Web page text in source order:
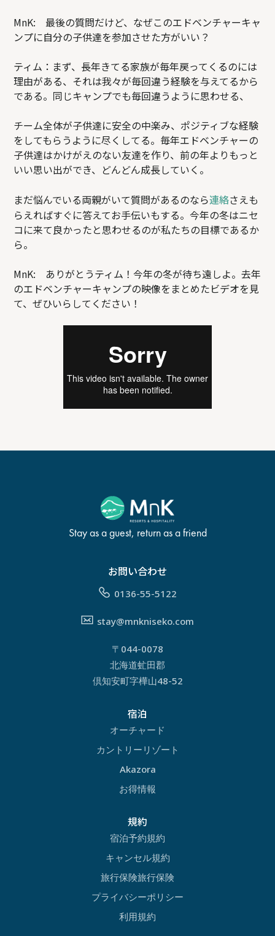
MnK: 最後の質問だけど、なぜこのエドベンチャーキャ
ンプに自分の子供達を参加させた方がいい？
ティム：まず、長年きてる家族が毎年戻ってくるのには
理由がある、それは我々が毎回違う経験を与えてるから
である。同じキャンプでも毎回違うように思わせる、
チーム全体が子供達に安全の中楽み、ポジティブな経験
をしてもらうように尽くしてる。毎年エドベンチャーの
子供達はかけがえのない友達を作り、前の年よりもっと
いい思い出ができ、どんどん成長していく。
まだ悩んでいる両親がいて質問があるのなら連絡さえも
らえればすぐに答えてお手伝いもする。今年の冬はニセ
コに来て良かったと思わせるのが私たちの目標であるか
ら。
MnK: ありがとうティム！今年の冬が待ち遠しよ。去年
のエドベンチャーキャンプの映像をまとめたビデオを見
て、ぜひいらしてください！
Stay as a guest, return as a friend
お問い合わせ
0136-55-5122
stay@mnkniseko.com
〒044-0078
北海道虻田郡
倶知安町字樺山48-52
宿泊
オーチャード
カントリーリゾート
Akazora
お得情報
規約
宿泊予約規約
キャンセル規約
旅行保険旅行保険
プライバシーポリシー
利用規約